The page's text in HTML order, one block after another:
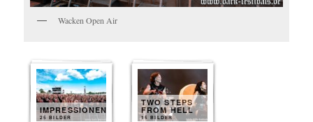
Wacken Open Air
IMPRESSIONEN
25 BILDER
TWO STEPS
FROM HELL
15 BILDER